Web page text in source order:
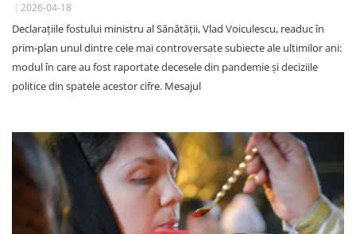
2026-04-18
Declarațiile fostului ministru al Sănătății, Vlad Voiculescu, readuc în
prim-plan unul dintre cele mai controversate subiecte ale ultimilor ani:
modul în care au fost raportate decesele din pandemie și deciziile
politice din spatele acestor cifre. Mesajul